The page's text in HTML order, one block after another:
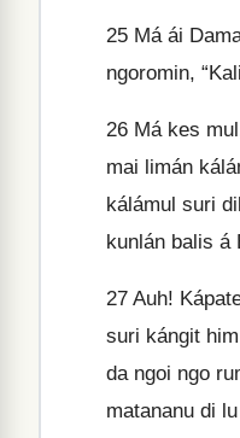
25 Má ái
ngoromin,
26 Má kes
mai limán
kálámul suri
kunlán balis á
27 Auh!
suri kángit
da ngoi ngo
matananu di